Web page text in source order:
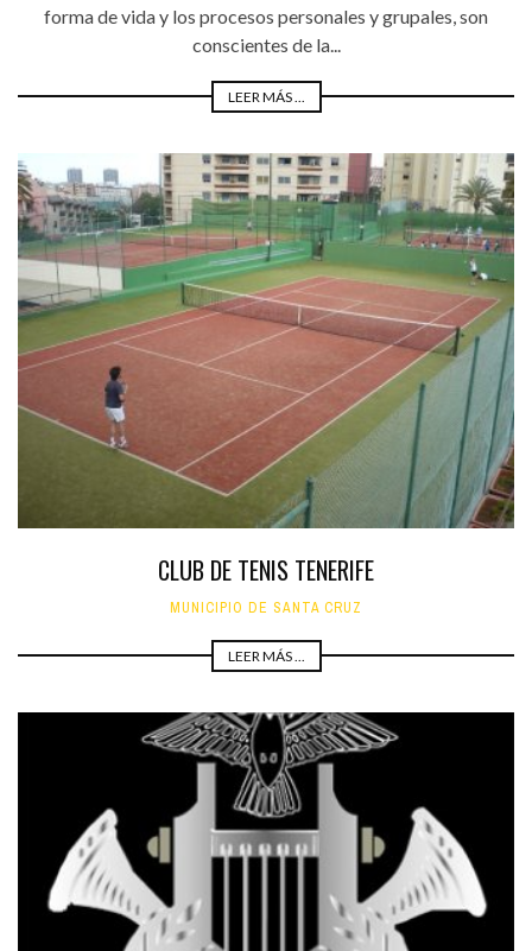
forma de vida y los procesos personales y grupales, son
conscientes de la...
LEER MÁS ...
CLUB DE TENIS TENERIFE
MUNICIPIO DE SANTA CRUZ
LEER MÁS ...